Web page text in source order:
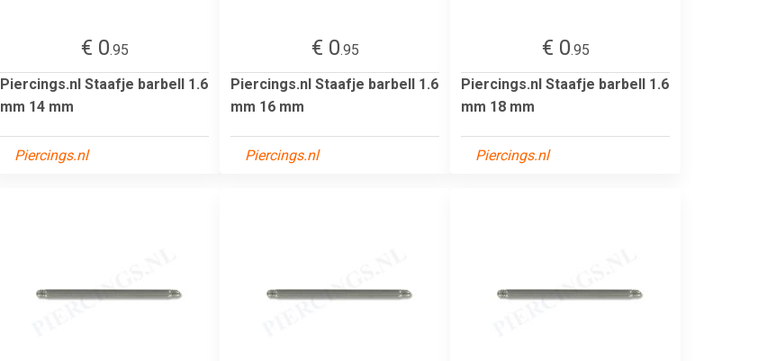
€ 0.95
Piercings.nl Staafje barbell 1.6
mm 14 mm
Piercings.nl
€ 0.95
Piercings.nl Staafje barbell 1.6
mm 16 mm
Piercings.nl
€ 0.95
Piercings.nl Staafje barbell 1.6
mm 18 mm
Piercings.nl